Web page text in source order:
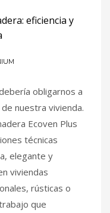
eficiencia y
obligarnos a
nuestra vivienda.
Ecoven Plus
técnicas
elegante y
viviendas
rústicas o
que